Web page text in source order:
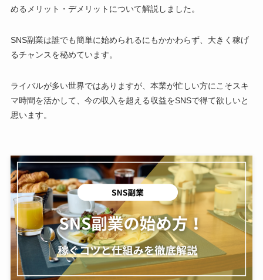
めるメリット・デメリットについて解説しました。
SNS副業は誰でも簡単に始められるにもかかわらず、大きく稼げ
るチャンスを秘めています。
ライバルが多い世界ではありますが、本業が忙しい方にこそスキ
マ時間を活かして、今の収入を超える収益をSNSで得て欲しいと
思います。